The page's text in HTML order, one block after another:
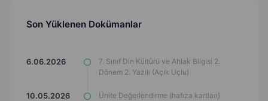
Son Yüklenen Dokümanlar
6.06.2026
7. Sınıf Din Kültürü ve Ahlak Bilgisi 2.
Dönem 2. Yazılı (Açık Uçlu)
10.05.2026 Ünite Değerlendirme (hafıza kartları)